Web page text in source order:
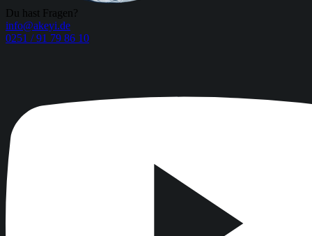
Du hast Fragen?
info@akeyi.de
0251 / 91 79 86 10